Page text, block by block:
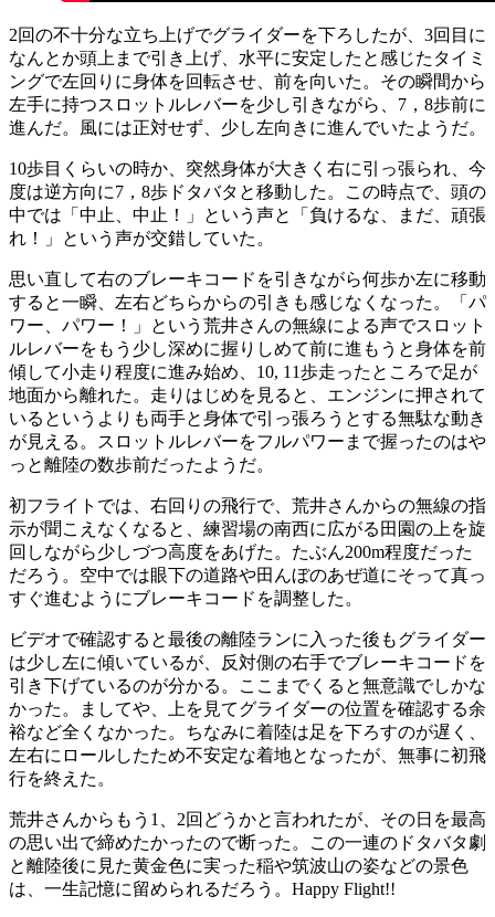
2回の不十分な立ち上げでグライダーを下ろしたが、3回目に
なんとか頭上まで引き上げ、水平に安定したと感じたタイミ
ングで左回りに身体を回転させ、前を向いた。その瞬間から
左手に持つスロットルレバーを少し引きながら、7，8歩前に
進んだ。風には正対せず、少し左向きに進んでいたようだ。
10歩目くらいの時か、突然身体が大きく右に引っ張られ、今
度は逆方向に7，8歩ドタバタと移動した。この時点で、頭の
中では「中止、中止！」という声と「負けるな、まだ、頑張
れ！」という声が交錯していた。
思い直して右のブレーキコードを引きながら何歩か左に移動
すると一瞬、左右どちらからの引きも感じなくなった。「パ
ワー、パワー！」という荒井さんの無線による声でスロット
ルレバーをもう少し深めに握りしめて前に進もうと身体を前
傾して小走り程度に進み始め、10, 11歩走ったところで足が
地面から離れた。走りはじめを見ると、エンジンに押されて
いるというよりも両手と身体で引っ張ろうとする無駄な動き
が見える。スロットルレバーをフルパワーまで握ったのはや
っと離陸の数歩前だったようだ。
初フライトでは、右回りの飛行で、荒井さんからの無線の指
示が聞こえなくなると、練習場の南西に広がる田園の上を旋
回しながら少しづつ高度をあげた。たぶん200m程度だった
だろう。空中では眼下の道路や田んぼのあぜ道にそって真っ
すぐ進むようにブレーキコードを調整した。
ビデオで確認すると最後の離陸ランに入った後もグライダー
は少し左に傾いているが、反対側の右手でブレーキコードを
引き下げているのが分かる。ここまでくると無意識でしかな
かった。ましてや、上を見てグライダーの位置を確認する余
裕など全くなかった。ちなみに着陸は足を下ろすのが遅く、
左右にロールしたため不安定な着地となったが、無事に初飛
行を終えた。
荒井さんからもう1、2回どうかと言われたが、その日を最高
の思い出で締めたかったので断った。この一連のドタバタ劇
と離陸後に見た黄金色に実った稲や筑波山の姿などの景色
は、一生記憶に留められるだろう。Happy Flight!!